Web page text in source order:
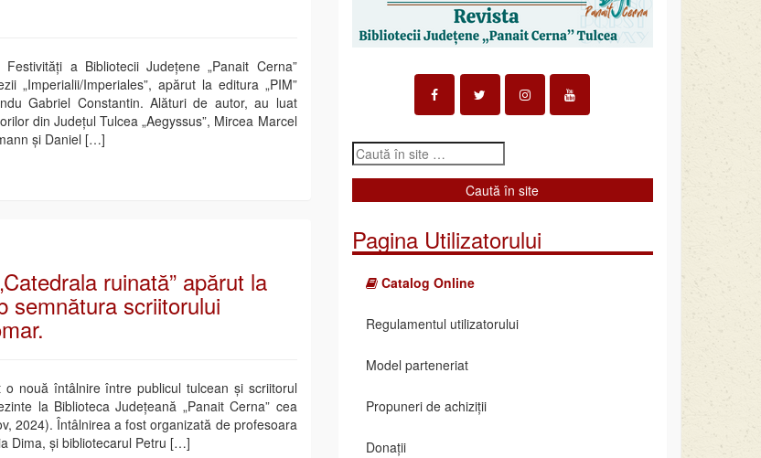
a Bibliotecii Județene „Panait Cerna”
„Imperialii/Imperiales”, apărut la editura „PIM”
Gabriel Constantin. Alături de autor, au luat
din Județul Tulcea „Aegyssus”, Mircea Marcel
și Daniel […]
ruinată” apărut la
semnătura scriitorului
nouă întâlnire între publicul tulcean și scriitorul
la Biblioteca Județeană „Panait Cerna” cea
2024). Întâlnirea a fost organizată de profesoara
Dima, și bibliotecarul Petru […]
Pagina Utilizatorului
Catalog Online
Regulamentul utilizatorului
Model parteneriat
Propuneri de achiziții
Donații